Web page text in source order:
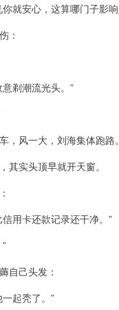
就安心，这算哪门子影
：
剃潮流光头。”
，风一大，刘海集体跑路
其实头顶早就开天窗。
用卡还款记录还干净。”
自己头发：
起秃了。”